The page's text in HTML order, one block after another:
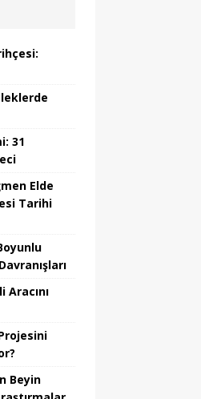
31
Elde
Tarihi
Aracını
Beyin